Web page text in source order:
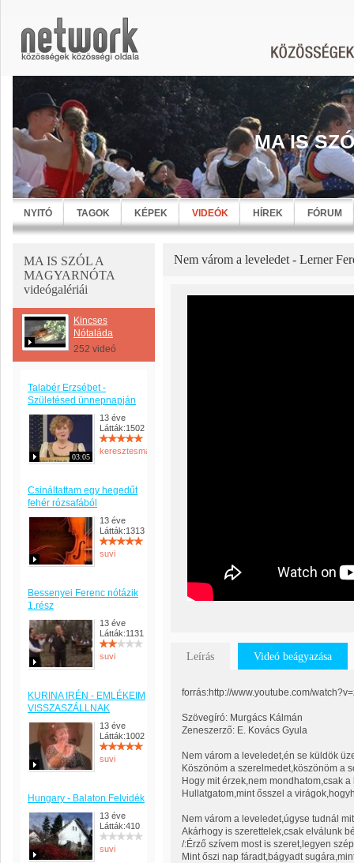
MA IS
NYITÓ TAGOK KÉPEK VIDEÓK HÍREK FÓRUM
MA IS SZÓL A
MAGYARNÓTA
videógalériái
Kincses
Nótaláda
252 videó
Talabér Erzsébet -
Születésed ünnepnapján
03:05
13 éve
Látták:1502
keresztesmanci
Csináltattam egy hegedűt
fehér rózsafából
13 éve
Látták:1313
suvi
Bessenyei Ferenc nótázik
1.rész
13 éve
Látták:1131
suvi
KURINA IRÉN - EMLÉKEIM
VISSZASZÁLLNAK
13 éve
Látták:1002
suvi
Hungary - Balaton Felvidék
13 éve
Látták:410
suvi
Nem várom a leveledet - Lerner
Leírás Videó beágyazása
forrás:http://www.youtube.com/
Szövegíró: Murgács Kálmán
Zeneszerző: E. Kovács Gyula
Nem várom a leveledet,én se küldök
Köszönöm a szerelmedet,köszönöm a
Hogy mit érzek,nem mondhatom,csak
Hullatgatom,mint ősszel a
Nem várom a leveledet,úgyse tudnál
Akárhogy is szerettelek,csak elválunk
/:Érző szívem most is szeret,legyen
Mint őszi nap fáradt,bágyadt